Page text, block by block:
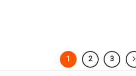
1 2 3